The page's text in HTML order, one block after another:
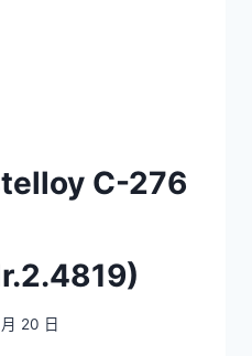
C-276
20 日